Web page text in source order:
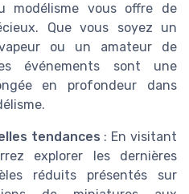
modélisme vous offre de
Que vous soyez un
ou un amateur de
événements sont une
en profondeur dans
tendances : En visitant
explorer les dernières
réduits présentés sur